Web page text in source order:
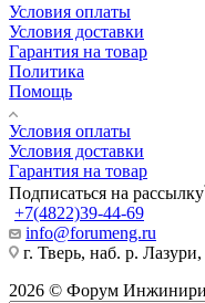
Условия оплаты
Условия доставки
Гарантия на товар
Политика
Помощь
Условия оплаты
Условия доставки
Гарантия на товар
Подписаться на рассылку
+7(4822)39-44-69
info@forumeng.ru
г. Тверь, наб. р. Лазури,
2026 © Форум